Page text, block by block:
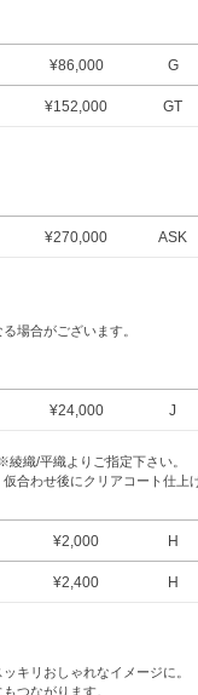
¥86,000 G
¥152,000 GT
¥270,000 ASK
場合がございます。
¥24,000 J
織/平織よりご指定下さい。
合わせ後にクリアコート仕上
¥2,000 H
¥2,400 H
キリおしゃれなイメージに。
つながります。